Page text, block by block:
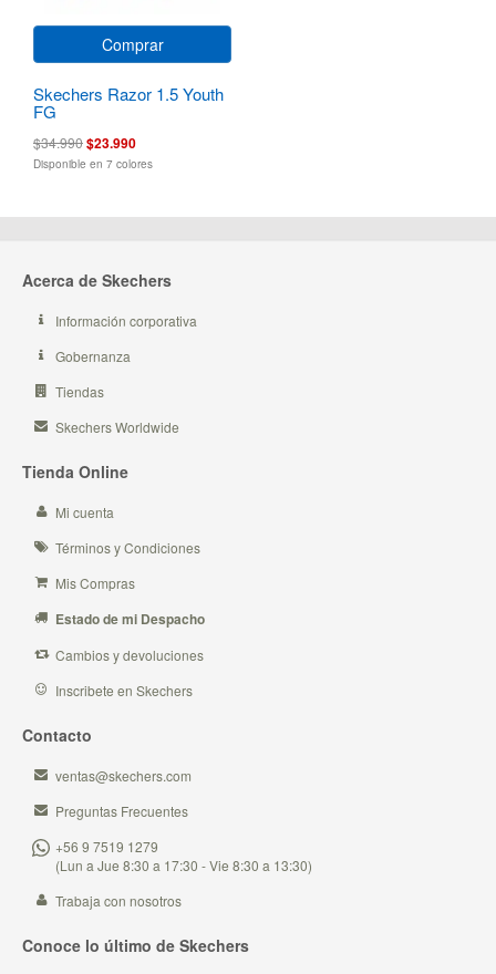
Comprar
Skechers Razor 1.5 Youth
FG
$34.990$23.990
Disponible en 7 colores
Acerca de Skechers
Información corporativa
Gobernanza
Tiendas
Skechers Worldwide
Tienda Online
Mi cuenta
Términos y Condiciones
Mis Compras
Estado de mi Despacho
Cambios y devoluciones
Inscribete en Skechers
Contacto
ventas@skechers.com
Preguntas Frecuentes
+56 9 7519 1279
(Lun a Jue 8:30 a 17:30 - Vie 8:30 a 13:30)
Trabaja con nosotros
Conoce lo último de Skechers